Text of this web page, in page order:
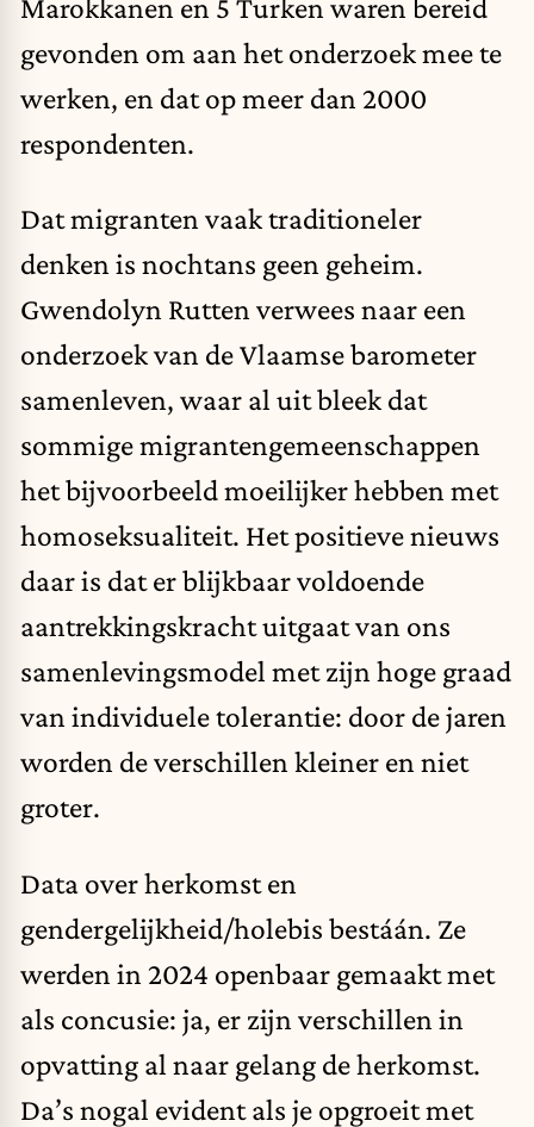
Marokkanen en 5 Turken waren bereid
gevonden om aan het onderzoek mee te
werken, en dat op meer dan 2000
respondenten.
Dat migranten vaak traditioneler
denken is nochtans geen geheim.
Gwendolyn Rutten verwees naar een
onderzoek van de Vlaamse barometer
samenleven, waar al uit bleek dat
sommige migrantengemeenschappen
het bijvoorbeeld moeilijker hebben met
homoseksualiteit. Het positieve nieuws
daar is dat er blijkbaar voldoende
aantrekkingskracht uitgaat van ons
samenlevingsmodel met zijn hoge graad
van individuele tolerantie: door de jaren
worden de verschillen kleiner en niet
groter.
Data over herkomst en
gendergelijkheid/holebis bestáán. Ze
werden in 2024 openbaar gemaakt met
als concusie: ja, er zijn verschillen in
opvatting al naar gelang de herkomst.
Da’s nogal evident als je opgroeit met